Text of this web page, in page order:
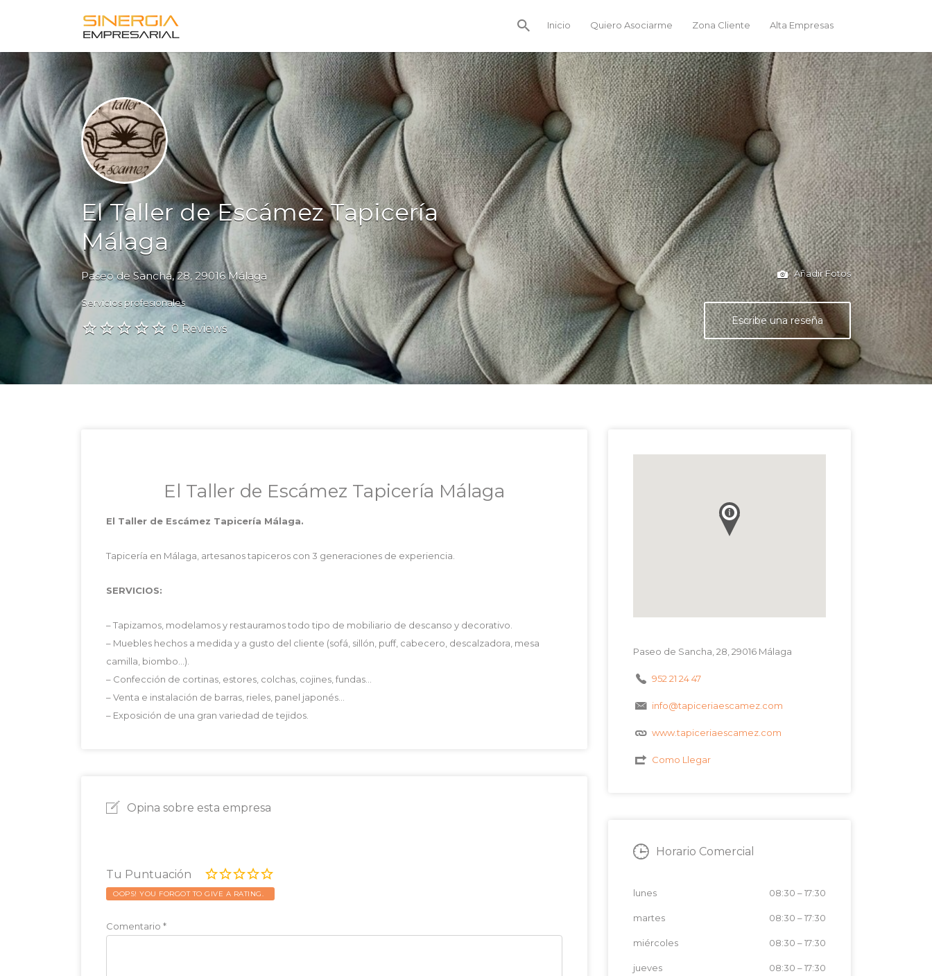
Inicio Quiero Asociarme Zona Cliente Alta Empresas
Buscar
por:
El Taller de Escámez Tapicería
Málaga
Paseo de Sancha, 28, 29016 Málaga
Servicios profesionales
0 Reviews
Añadir Fotos
Escribe una reseña
El Taller de Escámez Tapicería Málaga
El Taller de Escámez Tapicería Málaga.
Tapicería en Málaga, artesanos tapiceros con 3 generaciones de experiencia.
SERVICIOS:
– Tapizamos, modelamos y restauramos todo tipo de mobiliario de descanso y decorativo.
– Muebles hechos a medida y a gusto del cliente (sofá, sillón, puff, cabecero, descalzadora, mesa
camilla, biombo…).
– Confección de cortinas, estores, colchas, cojines, fundas…
– Venta e instalación de barras, rieles, panel japonés…
– Exposición de una gran variedad de tejidos.
Opina sobre esta empresa
Tu Puntuación
OOPS! YOU FORGOT TO GIVE A RATING.
Comentario *
Paseo de Sancha, 28, 29016 Málaga
952 21 24 47
info@tapiceriaescamez.com
www.tapiceriaescamez.com
Como Llegar
Horario Comercial
lunes 08:30 –17:30
martes 08:30 –17:30
miércoles 08:30 –17:30
jueves 08:30 –17:30